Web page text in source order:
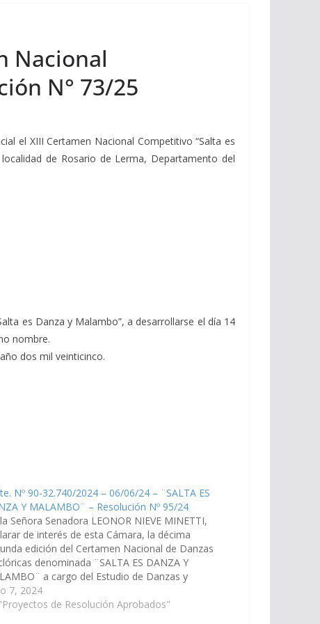
Nacional
N° 73/25
el XIII Certamen Nacional Competitivo “Salta es
de Rosario de Lerma, Departamento del
es Danza y Malambo”, a desarrollarse el día 14
nombre.
dos mil veinticinco.
Nº 90-32.740/2024 – 06/06/24 – ¨SALTA ES
Y MALAMBO¨ – Resolución Nº 95/24
Señora Senadora LEONOR NIEVE MINETTI,
de interés de esta Cámara, la décima
edición del Certamen Nacional de Danzas
denominada ¨SALTA ES DANZA Y
a cargo del Estudio de Danzas y
El Falcon, a realizarse el día 8 de junio del
año en…
7, 2024
de Resolución Aprobados"